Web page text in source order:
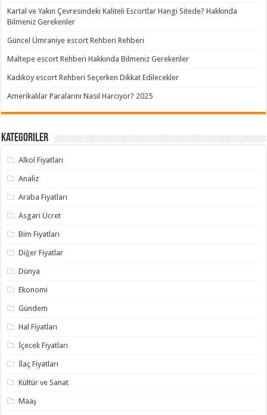
Kartal ve Yakın Çevresindeki Kaliteli Escortlar Hangi Sitede? Hakkında
Bilmeniz Gerekenler
Güncel Ümraniye escort Rehberi Rehberi
Maltepe escort Rehberi Hakkında Bilmeniz Gerekenler
Kadıköy escort Rehberi Seçerken Dikkat Edilecekler
Amerikalılar Paralarını Nasıl Harcıyor? 2025
Kategoriler
Alkol Fiyatları
Analiz
Araba Fiyatları
Asgari Ücret
Bim Fiyatları
Diğer Fiyatlar
Dünya
Ekonomi
Gündem
Hal Fiyatları
İçecek Fiyatları
İlaç Fiyatları
Kültür ve Sanat
Maaş